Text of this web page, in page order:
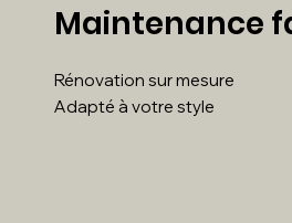
Maintenance
Rénovation sur mesure
Adapté à votre style